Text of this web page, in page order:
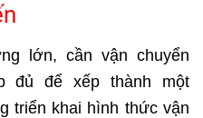
lớn, cần vận chuyển
đủ để xếp thành một
triển khai hình thức vận